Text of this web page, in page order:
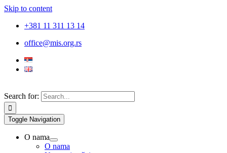
Skip to content
+381 11 311 13 14
office@mis.org.rs
Search for:
Toggle Navigation
O nama
O nama